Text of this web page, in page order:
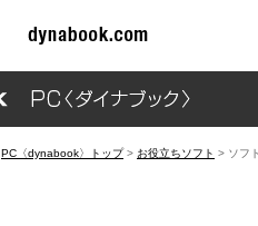
PC〈dynabook〉トップ> お役立ちソフト > ソフ